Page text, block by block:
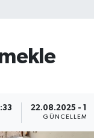
22.08.2025 -
GÜNCELLEME